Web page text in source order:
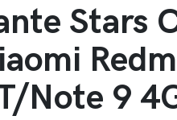
Stars
Note 9